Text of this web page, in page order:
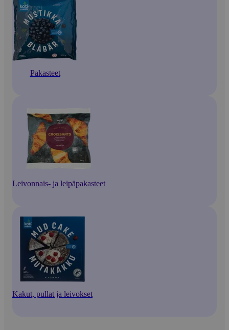
Pakasteet
Leivonnais- ja leipäpakasteet
Kakut, pullat ja leivokset